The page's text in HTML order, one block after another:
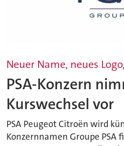
Neuer Name, neues
PSA-Konzern
Kurswechsel vor
PSA Peugeot Citroën wird
Konzernnamen Groupe PSA